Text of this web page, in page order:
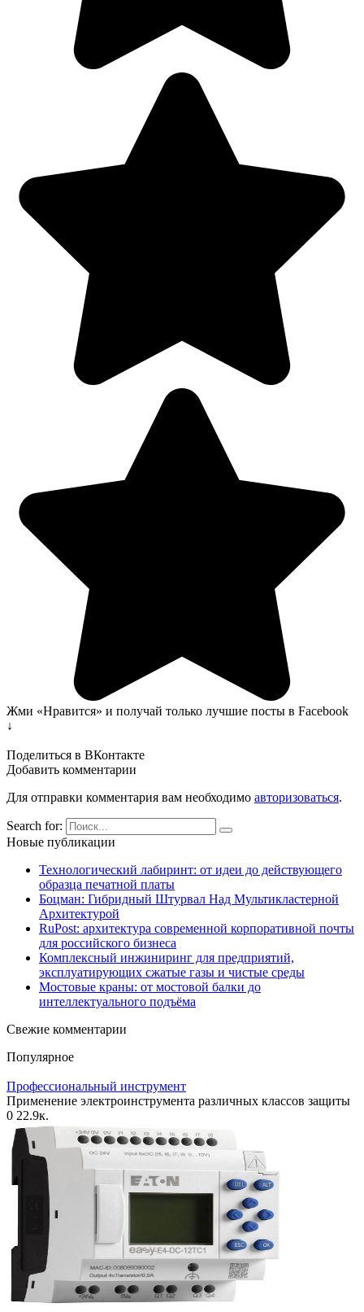
Жми «Нравится» и получай только лучшие посты в Facebook
↓
Поделиться в ВКонтакте
Добавить комментарии
Для отправки комментария вам необходимо авторизоваться.
Search for:
Новые публикации
Технологический лабиринт: от идеи до действующего
образца печатной платы
Боцман: Гибридный Штурвал Над Мультикластерной
Архитектурой
RuPost: архитектура современной корпоративной почты
для российского бизнеса
Комплексный инжиниринг для предприятий,
эксплуатирующих сжатые газы и чистые среды
Мостовые краны: от мостовой балки до
интеллектуального подъёма
Свежие комментарии
Популярное
Профессиональный инструмент
Применение электроинструмента различных классов защиты
0 22.9к.